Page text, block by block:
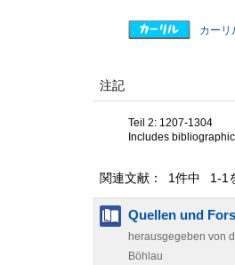
カーリ
注記
Teil 2: 1207-1304
Includes
関連文献： 1件中 1-1
Quellen und
herausgegeben von
Böhlau